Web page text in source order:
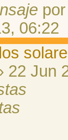
06:22
22 Jun